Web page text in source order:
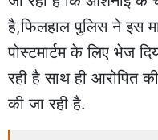
है,फिलहाल पुलिस ने इस
पोस्टमार्टम के लिए भेज
रही है साथ ही आरोपित
की जा रही है.